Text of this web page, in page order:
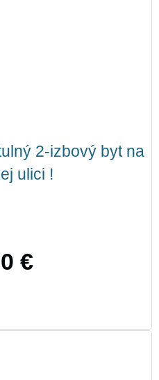
2-izbový byt na
ulici !
€